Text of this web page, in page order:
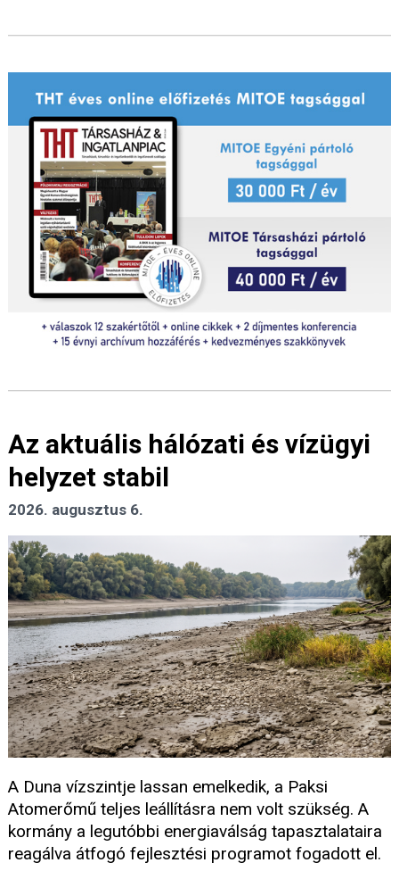
Az aktuális hálózati és vízügyi
helyzet stabil
2026. augusztus 6.
A Duna vízszintje lassan emelkedik, a Paksi
Atomerőmű teljes leállításra nem volt szükség. A
kormány a legutóbbi energiaválság tapasztalataira
reagálva átfogó fejlesztési programot fogadott el.